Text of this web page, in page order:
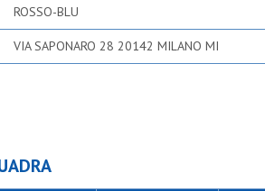
ROSSO-BLU
VIA SAPONARO 28 20142 MILANO MI